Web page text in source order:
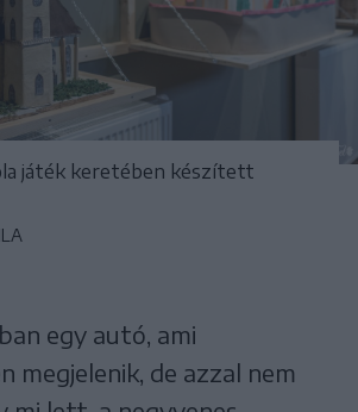
játék keretében készített
egy autó, ami
megjelenik, de azzal nem